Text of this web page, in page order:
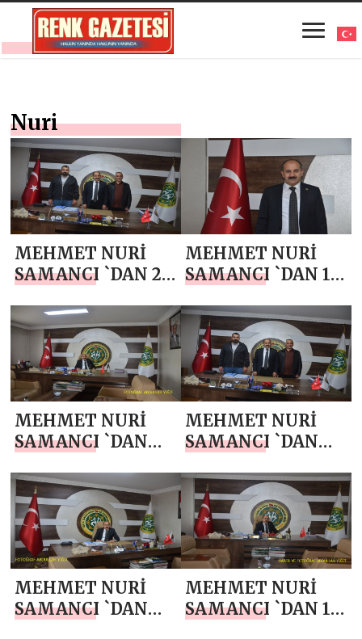
Nuri
MEHMET NURİ
SAMANCI `DAN 24
GAZETECİLER VE
BASIN BAYRAMI
MESAJI
MEHMET NURİ
SAMANCI `DAN 15
DEMOKRASİ VE
MİLLİ BİRLİK
GÜNÜ MESAJI
MEHMET NURİ
SAMANCI `DAN
MESAJI
MEHMET NURİ
SAMANCI `DAN
TEŞKİLATI’NIN
187. KURULUŞ YIL
DÖNÜMÜ MESAJI
MEHMET NURİ
SAMANCI `DAN
MEHMET NURİ
SAMANCI `DAN 19